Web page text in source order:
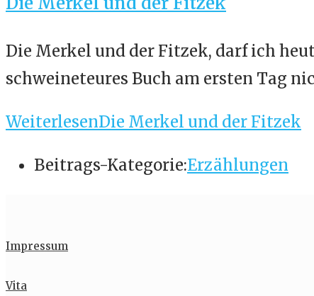
Die Merkel und der Fitzek, darf ich
schweineteures Buch am ersten Tag
WeiterlesenDie Merkel und der Fitzek
Beitrags-Kategorie:Erzählungen
Impressum
Vita